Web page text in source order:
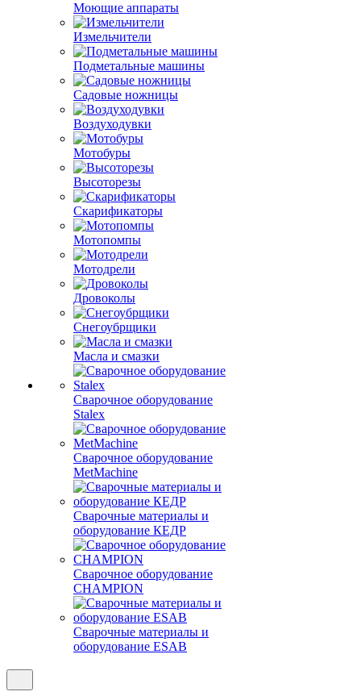
Моющие аппараты
Измельчители
Подметальные машины
Садовые ножницы
Воздуходувки
Мотобуры
Высоторезы
Скарификаторы
Мотопомпы
Мотодрели
Дровоколы
Снегоубрщики
Масла и смазки
Сварочное оборудование
Stalex
Сварочное оборудование
MetMachine
Сварочные материалы и
оборудование КЕДР
Сварочное оборудование
CHAMPION
Сварочные материалы и
оборудование ESAB